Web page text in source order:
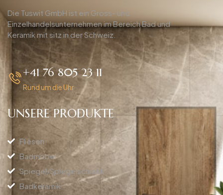
Die Tuswit GmbH ist ein Gross- und
Einzelhandelsunternehmen im Bereich Bad und
Keramik mit sitz in der Schweiz.
+41 76 805 23 11
Rund um die Uhr
UNSERE PRODUKTE
Fliesen
Badmöbel
Spiegel/Spiegelschrank
Badkeramik